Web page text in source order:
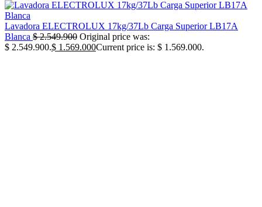
Lavadora ELECTROLUX 17kg/37Lb Carga Superior LB17A
Blanca $2.549.900 Original price was:
$ 2.549.900.$ 1.569.000Current price is: $ 1.569.000.